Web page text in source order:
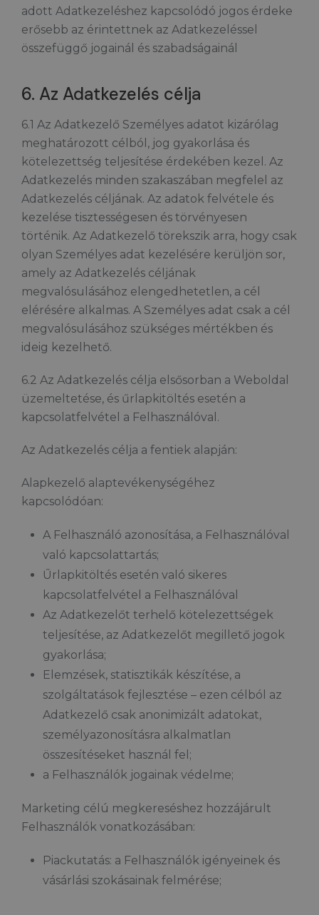
adott Adatkezeléshez kapcsolódó jogos érdeke
erősebb az érintettnek az Adatkezeléssel
összefüggő jogainál és szabadságainál
6. Az Adatkezelés célja
6.1 Az Adatkezelő Személyes adatot kizárólag
meghatározott célból, jog gyakorlása és
kötelezettség teljesítése érdekében kezel. Az
Adatkezelés minden szakaszában megfelel az
Adatkezelés céljának. Az adatok felvétele és
kezelése tisztességesen és törvényesen
történik. Az Adatkezelő törekszik arra, hogy csak
olyan Személyes adat kezelésére kerüljön sor,
amely az Adatkezelés céljának
megvalósulásához elengedhetetlen, a cél
elérésére alkalmas. A Személyes adat csak a cél
megvalósulásához szükséges mértékben és
ideig kezelhető.
6.2 Az Adatkezelés célja elsősorban a Weboldal
üzemeltetése, és űrlapkitöltés esetén a
kapcsolatfelvétel a Felhasználóval.
Az Adatkezelés célja a fentiek alapján:
Alapkezelő alaptevékenységéhez
kapcsolódóan:
A Felhasználó azonosítása, a Felhasználóval
való kapcsolattartás;
Űrlapkitöltés esetén való sikeres
kapcsolatfelvétel a Felhasználóval
Az Adatkezelőt terhelő kötelezettségek
teljesítése, az Adatkezelőt megillető jogok
gyakorlása;
Elemzések, statisztikák készítése, a
szolgáltatások fejlesztése – ezen célból az
Adatkezelő csak anonimizált adatokat,
személyazonosításra alkalmatlan
összesítéseket használ fel;
a Felhasználók jogainak védelme;
Marketing célú megkereséshez hozzájárult
Felhasználók vonatkozásában:
Piackutatás: a Felhasználók igényeinek és
vásárlási szokásainak felmérése;